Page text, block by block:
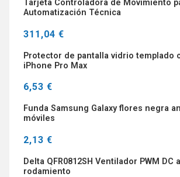
Tarjeta Controladora de Movimiento
Automatización Técnica
311,04 €
Protector de pantalla vidrio templado
iPhone Pro Max
6,53 €
Funda Samsung Galaxy flores negra
móviles
2,13 €
Delta QFR0812SH Ventilador PWM DC
rodamiento